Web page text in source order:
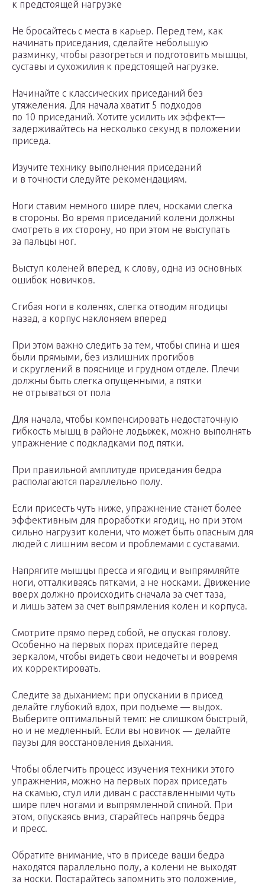
к предстоящей нагрузке
Не бросайтесь с места в карьер. Перед тем, как
начинать приседания, сделайте небольшую
разминку, чтобы разогреться и подготовить мышцы,
суставы и сухожилия к предстоящей нагрузке.
Начинайте с классических приседаний без
утяжеления. Для начала хватит 5 подходов
по 10 приседаний. Хотите усилить их эффект—
задерживайтесь на несколько секунд в положении
приседа.
Изучите технику выполнения приседаний
и в точности следуйте рекомендациям.
Ноги ставим немного шире плеч, носками слегка
в стороны. Во время приседаний колени должны
смотреть в их сторону, но при этом не выступать
за пальцы ног.
Выступ коленей вперед, к слову, одна из основных
ошибок новичков.
Сгибая ноги в коленях, слегка отводим ягодицы
назад, а корпус наклоняем вперед
При этом важно следить за тем, чтобы спина и шея
были прямыми, без излишних прогибов
и скруглений в пояснице и грудном отделе. Плечи
должны быть слегка опущенными, а пятки
не отрываться от пола
Для начала, чтобы компенсировать недостаточную
гибкость мышц в районе лодыжек, можно выполнять
упражнение с подкладками под пятки.
При правильной амплитуде приседания бедра
располагаются параллельно полу.
Если присесть чуть ниже, упражнение станет более
эффективным для проработки ягодиц, но при этом
сильно нагрузит колени, что может быть опасным для
людей с лишним весом и проблемами с суставами.
Напрягите мышцы пресса и ягодиц и выпрямляйте
ноги, отталкиваясь пятками, а не носками. Движение
вверх должно происходить сначала за счет таза,
и лишь затем за счет выпрямления колен и корпуса.
Смотрите прямо перед собой, не опуская голову.
Особенно на первых порах приседайте перед
зеркалом, чтобы видеть свои недочеты и вовремя
их корректировать.
Следите за дыханием: при опускании в присед
делайте глубокий вдох, при подъеме — выдох.
Выберите оптимальный темп: не слишком быстрый,
но и не медленный. Если вы новичок — делайте
паузы для восстановления дыхания.
Чтобы облегчить процесс изучения техники этого
упражнения, можно на первых порах приседать
на скамью, стул или диван с расставленными чуть
шире плеч ногами и выпрямленной спиной. При
этом, опускаясь вниз, старайтесь напрячь бедра
и пресс.
Обратите внимание, что в приседе ваши бедра
находятся параллельно полу, а колени не выходят
за носки. Постарайтесь запомнить это положение,